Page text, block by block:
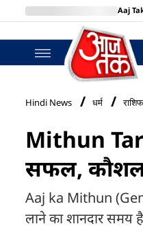
Aaj
BT Bazaar
Hindi News धर्म
Mithun
सफल, कौशल
Aaj ka Mithun
लाने का शानदार समय